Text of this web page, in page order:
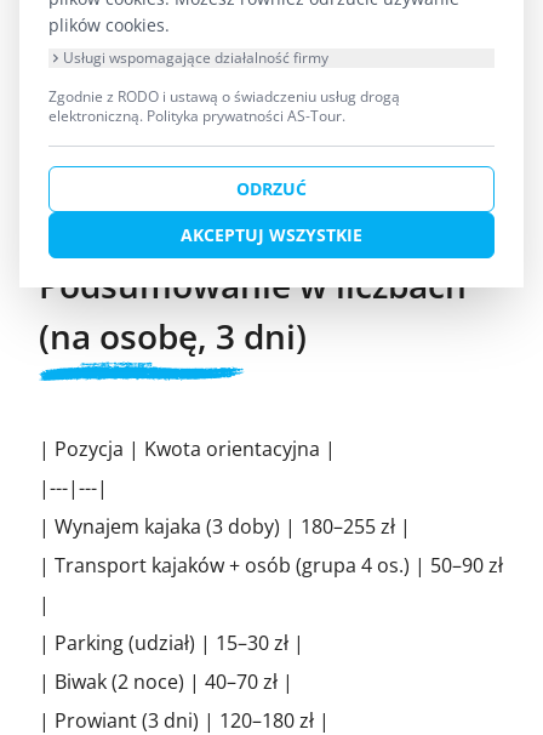
wypłynięciem – realistyczny budżet
żywieniowy to 40–60 zł dziennie na osobę,
jeśli kupujesz wcześniej kabanosy,
pieczywo chrupkie, konserwy, batony
energetyczne i wodę. Na Pisie nie ma
barów co kilka kilometrów jak na Krutyni –
tu zaopatrzenie robisz przed startem.
Podsumowanie w liczbach
(na osobę, 3 dni)
| Pozycja | Kwota orientacyjna |
|---|---|
| Wynajem kajaka (3 doby) | 180–255 zł |
| Transport kajaków + osób (grupa 4 os.) | 50–90 zł
|
| Parking (udział) | 15–30 zł |
| Biwak (2 noce) | 40–70 zł |
| Prowiant (3 dni) | 120–180 zł |
plików cookies.
Usługi wspomagające działalność firmy
Zgodnie z RODO i ustawą o świadczeniu usług drogą
elektroniczną. Polityka prywatności AS-Tour.
ODRZUĆ
AKCEPTUJ WSZYSTKIE